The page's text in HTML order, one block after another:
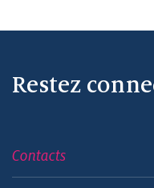
Restez
Contacts